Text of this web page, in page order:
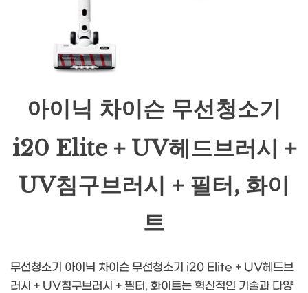
아이닉 차이슨 무선청소기
i20 Elite + UV헤드브러시 +
UV침구브러시 + 필터, 화이
트
무선청소기 아이닉 차이슨 무선청소기 i20 Elite + UV헤드브
러시 + UV침구브러시 + 필터, 화이트는 혁신적인 기술과 다양